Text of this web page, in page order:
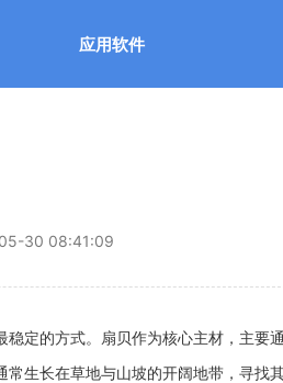
应用软件
30 08:41:09
定的方式。扇贝作为核心主材，主要
生长在草地与山坡的开阔地带，寻找